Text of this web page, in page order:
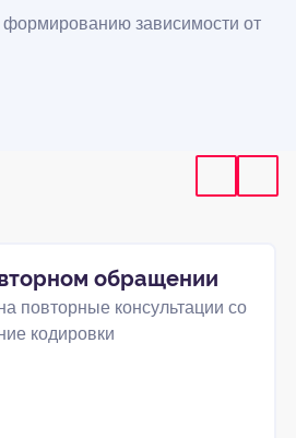
формированию зависимости от
обращении
повторные консультации со
кодировки